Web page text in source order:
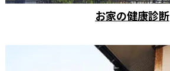
お家の健康診断